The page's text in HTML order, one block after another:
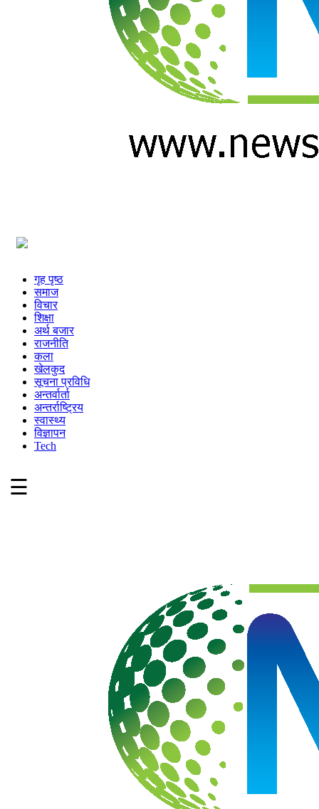
गृह पृष्ठ
समाज
विचार
शिक्षा
अर्थ बजार
राजनीति
कला
खेलकुद
सूचना प्रविधि
अन्तर्वार्ता
अन्तर्राष्ट्रिय
स्वास्थ्य
विज्ञापन
Tech
☰